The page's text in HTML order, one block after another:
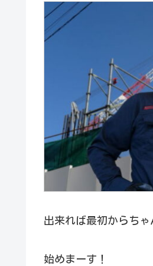
出来れば最初からち
始めまーす！